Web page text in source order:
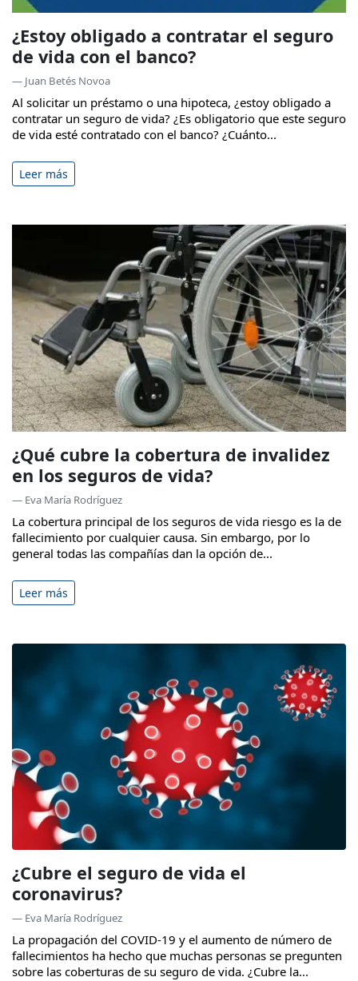
¿Estoy obligado a contratar el seguro
de vida con el banco?
— Juan Betés Novoa
Al solicitar un préstamo o una hipoteca, ¿estoy obligado a
contratar un seguro de vida? ¿Es obligatorio que este seguro
de vida esté contratado con el banco? ¿Cuánto...
Leer más
¿Qué cubre la cobertura de invalidez
en los seguros de vida?
— Eva María Rodríguez
La cobertura principal de los seguros de vida riesgo es la de
fallecimiento por cualquier causa. Sin embargo, por lo
general todas las compañías dan la opción de...
Leer más
¿Cubre el seguro de vida el
coronavirus?
— Eva María Rodríguez
La propagación del COVID-19 y el aumento de número de
fallecimientos ha hecho que muchas personas se pregunten
sobre las coberturas de su seguro de vida. ¿Cubre la...